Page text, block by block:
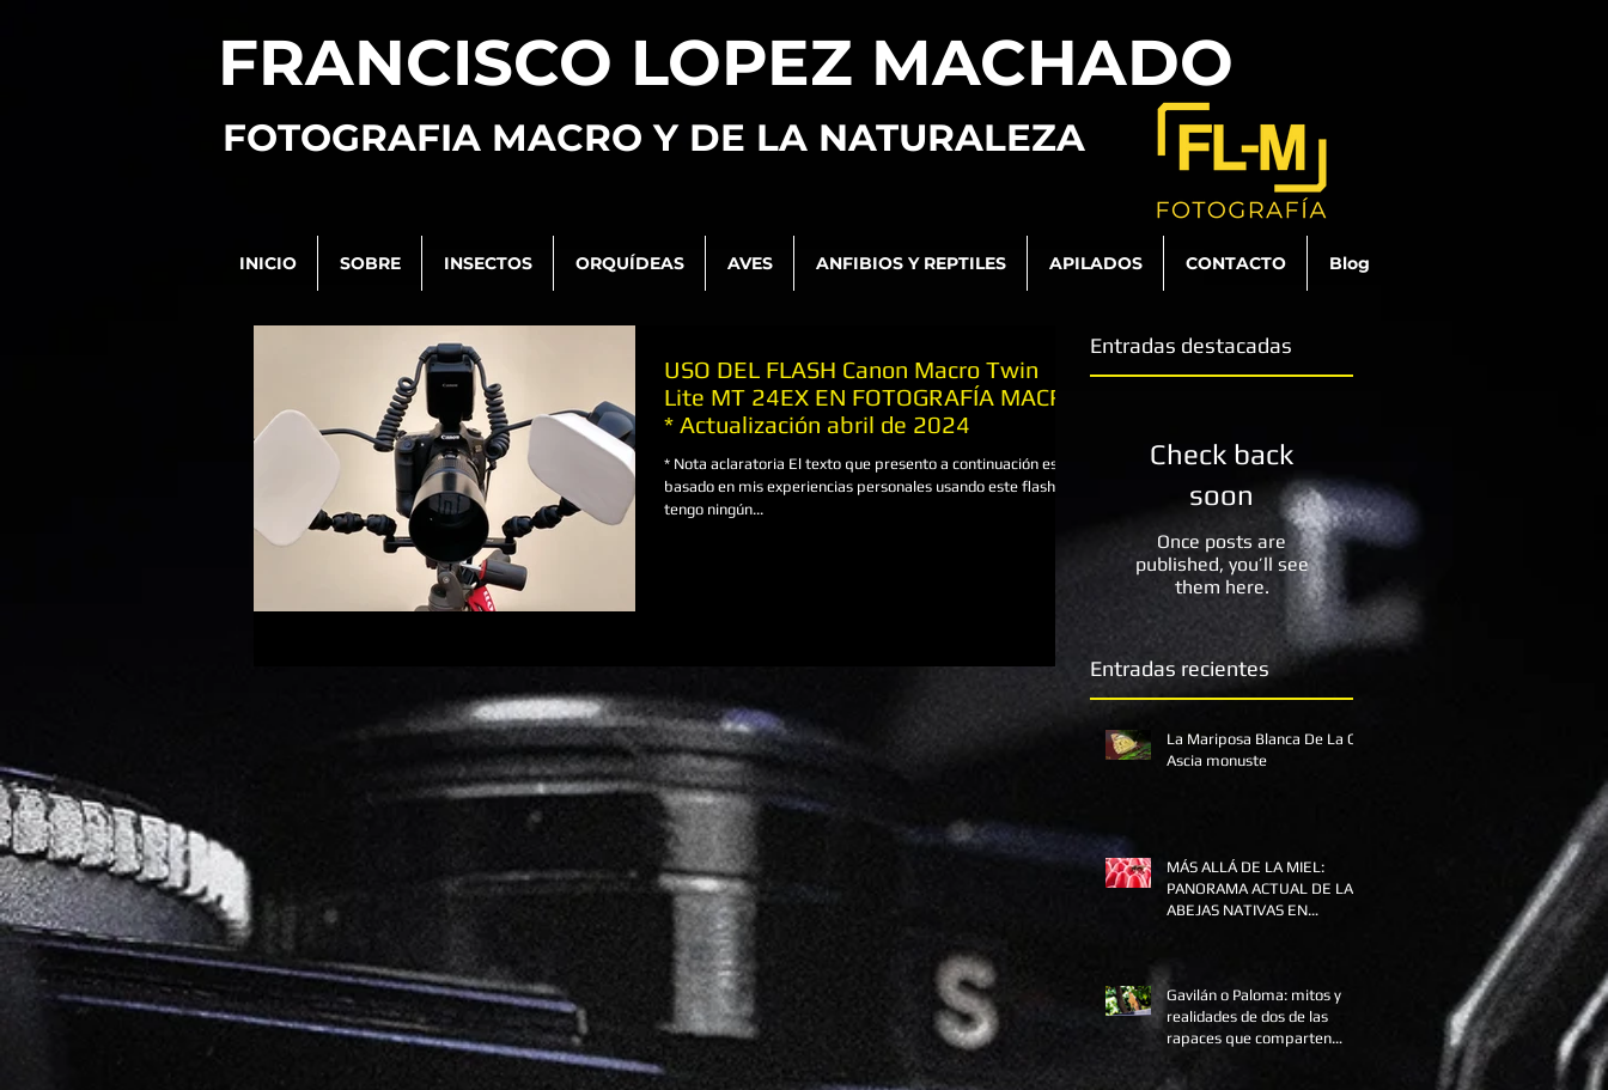
FRANCISCO LOPEZ MACHADO
FOTOGRAFIA MACRO Y DE LA NATURALEZA
USO DEL FLASH Canon Macro Twin
Lite MT 24EX EN FOTOGRAFÍA MACRO
* Actualización abril de 2024
* Nota aclaratoria El texto que presento a continuación está
basado en mis experiencias personales usando este flash. No
tengo ningún...
Entradas destacadas
Check back
soon
Once posts are
published, you’ll see
them here.
Entradas recientes
La Mariposa Blanca De La Col
Ascia monuste
MÁS ALLÁ DE LA MIEL:
PANORAMA ACTUAL DE LAS
ABEJAS NATIVAS EN
Gavilán o Paloma: mitos y
realidades de dos de las
rapaces que comparten
INICIO SOBRE INSECTOS ORQUÍDEAS AVES ANFIBIOS Y REPTILES APILADOS CONTACTO Blog